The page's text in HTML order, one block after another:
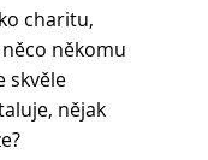
charitu,
někomu
skvěle
nějak